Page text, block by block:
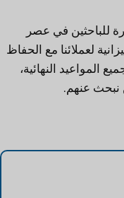
للباحثين في عصر
لعملائنا مع الحفاظ
المواعيد النهائية،
نبحث عنهم.